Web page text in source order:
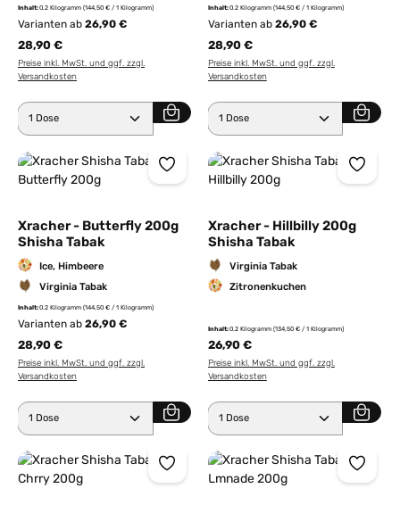
Inhalt:0.2 Kilogramm (144,50 € / 1 Kilogramm)
Varianten ab 26,90 €
28,90 €
Preise inkl. MwSt. und ggf. zzgl.
Versandkosten
Produkt Anzahl: Gib den gewünschten Wert ein
Inhalt:0.2 Kilogramm (144,50 € / 1 Kilogramm)
Varianten ab26,90 €
28,90 €
Preise inkl. MwSt. und ggf. zzgl.
Versandkosten
Produkt Anzahl: Gib den
Xracher - Butterfly 200g
Shisha Tabak
Ice, Himbeere
Virginia Tabak
Inhalt:0.2 Kilogramm (144,50 € / 1 Kilogramm)
Varianten ab 26,90 €
28,90 €
Preise inkl. MwSt. und ggf. zzgl.
Versandkosten
Produkt Anzahl: Gib den gewünschten Wert ein
Xracher - Hillbilly 200g
Shisha Tabak
Virginia Tabak
Zitronenkuchen
Inhalt:0.2 Kilogramm (134,50 € / 1 Kilogramm)
26,90 €
Preise inkl. MwSt. und ggf. zzgl.
Versandkosten
Produkt Anzahl: Gib den